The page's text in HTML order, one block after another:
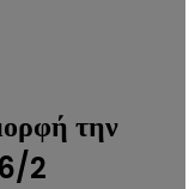
την
6/2